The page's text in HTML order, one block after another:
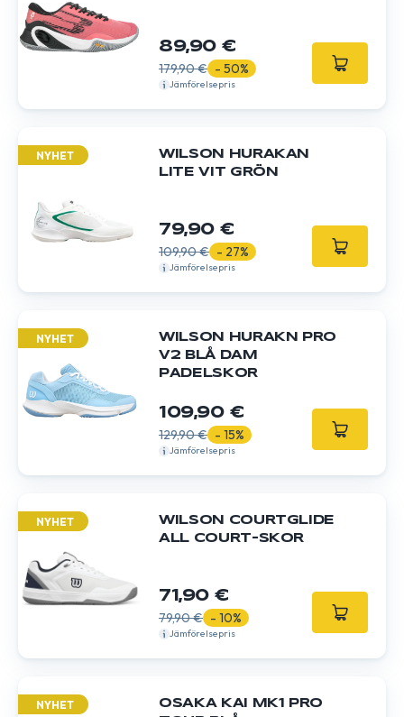
89,90 €
179,90 € - 50%
Jämförelsepris
NYHET
WILSON HURAKAN
LITE VIT GRÖN
79,90 €
109,90 € - 27%
Jämförelsepris
NYHET
WILSON HURAKN PRO
V2 BLÅ DAM
PADELSKOR
109,90 €
129,90 € - 15%
Jämförelsepris
NYHET
WILSON COURTGLIDE
ALL COURT-SKOR
71,90 €
79,90 € - 10%
Jämförelsepris
NYHET
OSAKA KAI MK1 PRO